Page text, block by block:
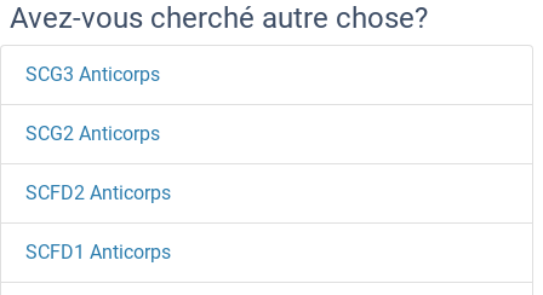
Avez-vous cherché autre chose?
SCG3 Anticorps
SCG2 Anticorps
SCFD2 Anticorps
SCFD1 Anticorps